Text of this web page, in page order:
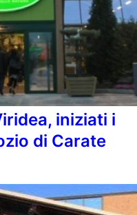
iniziati i
di Carate